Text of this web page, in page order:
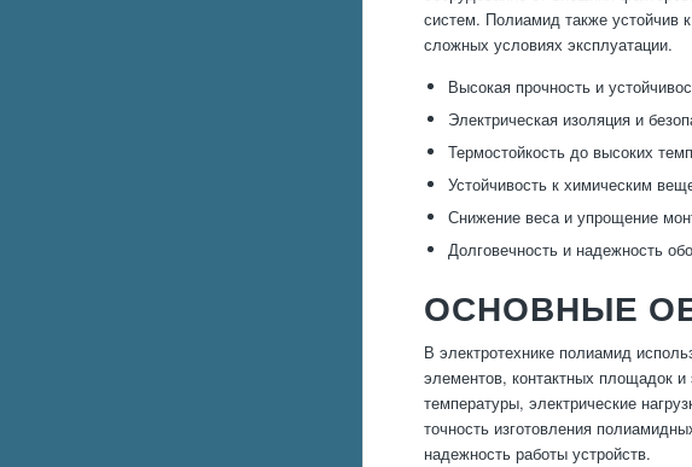
систем. Полиамид также устойчив
сложных условиях эксплуатации.
Высокая прочность и
Электрическая изоляция и
Термостойкость до высоких
Устойчивость к химическим
Снижение веса и упрощение
Долговечность и надежность
ОСНОВНЫЕ
В электротехнике полиамид
элементов, контактных площадок
температуры, электрические
точность изготовления
надежность работы устройств.